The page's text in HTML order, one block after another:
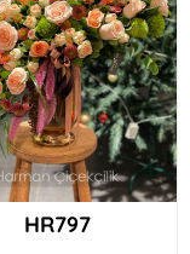
HR797